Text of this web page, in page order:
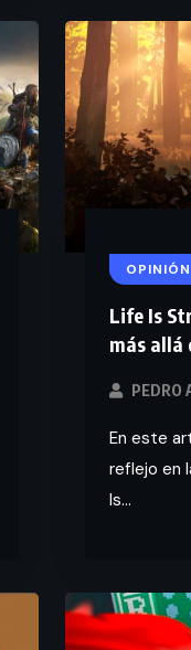
OPINIÓN
Life Is
más allá
PEDRO
En este
reflejo en
Is...